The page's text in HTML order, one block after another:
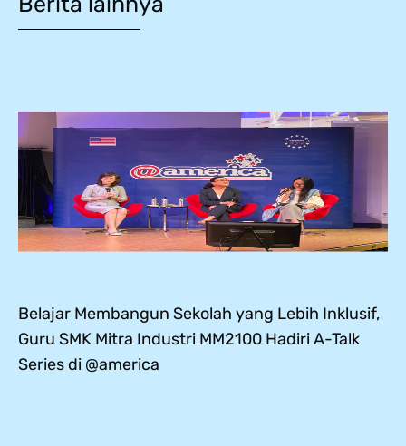
Belajar Membangun Sekolah yang Lebih Inklusif,
Guru SMK Mitra Industri MM2100 Hadiri A-Talk
Series di @america